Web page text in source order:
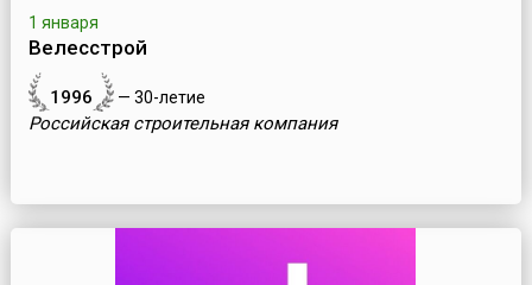
1 января
Велесстрой
1996 — 30-летие
Российская строительная компания